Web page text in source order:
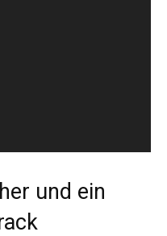
und ein